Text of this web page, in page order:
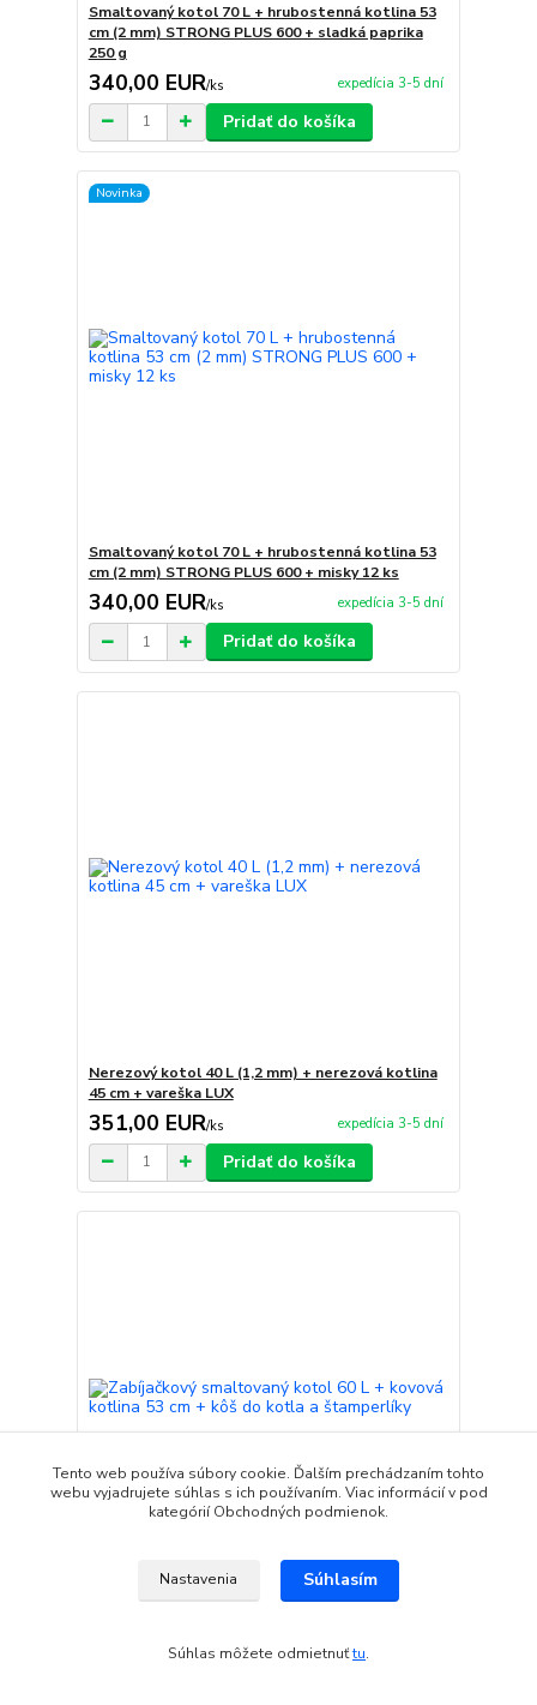
Smaltovaný kotol 70 L + hrubostenná kotlina 53
cm (2 mm) STRONG PLUS 600 + sladká paprika
250 g
340,00 EUR/ks expedícia 3-5 dní
Pridať do košíka
Novinka
Smaltovaný kotol 70 L + hrubostenná kotlina 53
cm (2 mm) STRONG PLUS 600 + misky 12 ks
340,00 EUR/ks expedícia 3-5 dní
Pridať do košíka
Nerezový kotol 40 L (1,2 mm) + nerezová kotlina
45 cm + vareška LUX
351,00 EUR/ks expedícia 3-5 dní
Pridať do košíka
216,00 EUR expedícia 3-5 dní
Tento web používa súbory cookie. Ďalším prechádzaním tohto
webu vyjadrujete súhlas s ich používaním. Viac informácií v pod
kategórií Obchodných podmienok.
Nastavenia Súhlasím
Súhlas môžete odmietnuťtu.